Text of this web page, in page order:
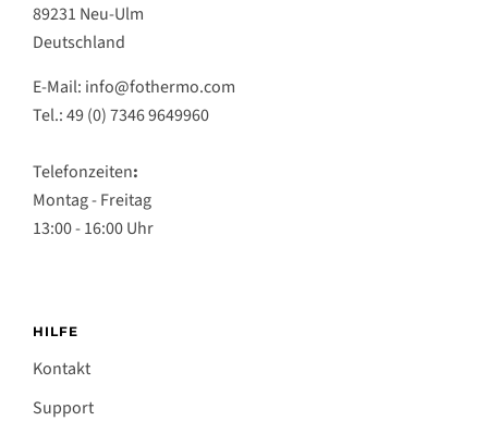
89231 Neu-Ulm
Deutschland
E-Mail: info@fothermo.com
Tel.: 49 (0) 7346 9649960
Telefonzeiten:
Montag - Freitag
13:00 - 16:00 Uhr
HILFE
Kontakt
Support